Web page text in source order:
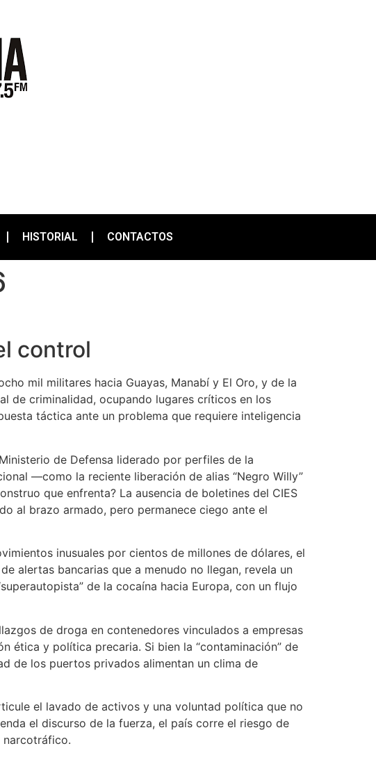
HISTORIAL CONTACTOS
control
mil militares hacia Guayas, Manabí y El Oro, y de la
de criminalidad, ocupando lugares críticos en los
táctica ante un problema que requiere inteligencia
de Defensa liderado por perfiles de la
—como la reciente liberación de alias “Negro Willy”
que enfrenta? La ausencia de boletines del CIES
al brazo armado, pero permanece ciego ante el
inusuales por cientos de millones de dólares, el
alertas bancarias que a menudo no llegan, revela un
de la cocaína hacia Europa, con un flujo
de droga en contenedores vinculados a empresas
ética y política precaria. Si bien la “contaminación” de
de los puertos privados alimentan un clima de
el lavado de activos y una voluntad política que no
el discurso de la fuerza, el país corre el riesgo de
narcotráfico.